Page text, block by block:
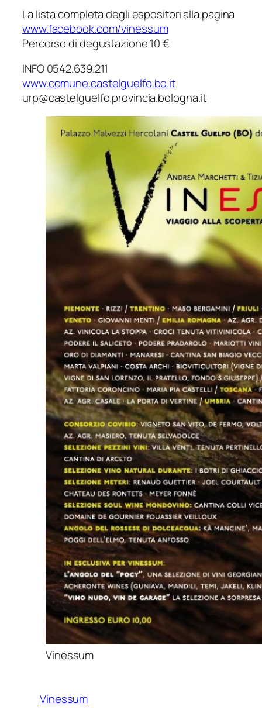
La lista completa degli espositori alla pagina
www.facebook.com/vinessum
Percorso di degustazione 10 €
INFO 0542.639.211
www.comune.castelguelfo.bo.it
urp@castelguelfo.provincia.bologna.it
Vinessum
Vinessum